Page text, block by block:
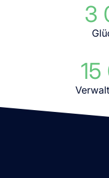
3